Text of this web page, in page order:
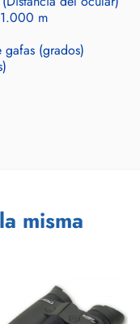
m
(grados)
misma